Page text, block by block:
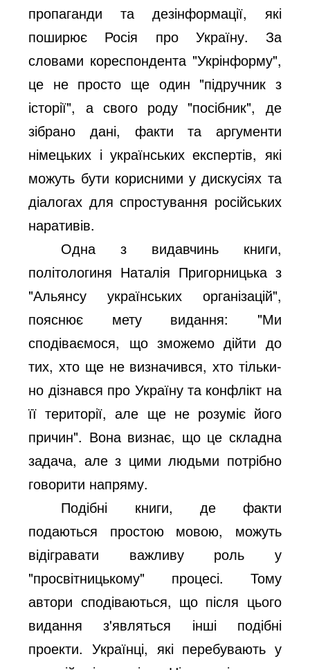
пропаганди та дезінформації, які
поширює Росія про Україну. За
словами кореспондента "Укрінформу",
це не просто ще один "підручник з
історії", а свого роду "посібник", де
зібрано дані, факти та аргументи
німецьких і українських експертів, які
можуть бути корисними у дискусіях та
діалогах для спростування російських
наративів.
Одна з видавчинь книги,
політологиня Наталія Пригорницька з
"Альянсу українських організацій",
пояснює мету видання: "Ми
сподіваємося, що зможемо дійти до
тих, хто ще не визначився, хто тільки-
но дізнався про Україну та конфлікт на
її території, але ще не розуміє його
причин". Вона визнає, що це складна
задача, але з цими людьми потрібно
говорити напряму.
Подібні книги, де факти
подаються простою мовою, можуть
відігравати важливу роль у
"просвітницькому" процесі. Тому
автори сподіваються, що після цього
видання з'являться інші подібні
проекти. Українці, які перебувають у